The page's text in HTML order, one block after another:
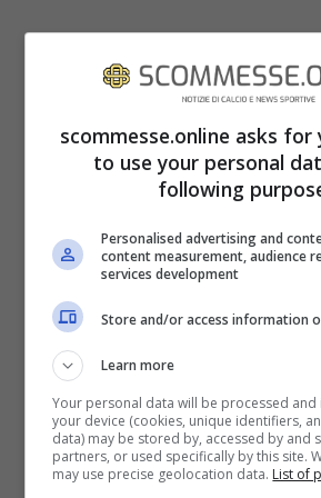
Nell’ultimo incontro con i
avvenuto nella giornata del
riconobbe tra gli “estorsori”
e allora decise di non
finendo con il presentare
estorsione alla Procura di
che ha portato poi
scommesse.online asks for
to use your personal
following
Personalised advertising and
content measurement, audience
services development
Store and/or access information
Learn more
Your personal data will be processed
your device (cookies, unique identifiers,
data) may be stored by, accessed by and
partners, or used specifically by this site.
may use precise geolocation data. List of